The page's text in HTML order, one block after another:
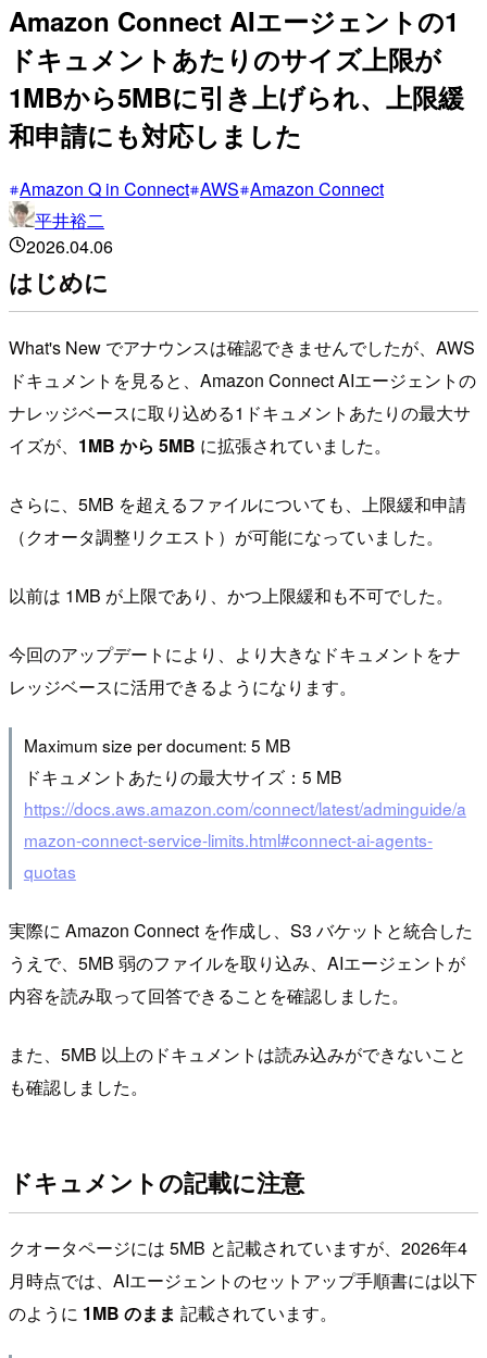
Amazon Connect AIエージェントの1
ドキュメントあたりのサイズ上限が
1MBから5MBに引き上げられ、上限緩
和申請にも対応しました
Amazon Q in Connect AWS Amazon Connect
平井裕二
2026.04.06
はじめに
What's New でアナウンスは確認できませんでしたが、AWS
ドキュメントを見ると、Amazon Connect AIエージェントの
ナレッジベースに取り込める1ドキュメントあたりの最大サ
イズが、 1MB から 5MB に拡張されていました。
さらに、5MB を超えるファイルについても、上限緩和申請
（クオータ調整リクエスト）が可能になっていました。
以前は 1MB が上限であり、かつ上限緩和も不可でした。
今回のアップデートにより、より大きなドキュメントをナ
レッジベースに活用できるようになります。
Maximum size per document: 5 MB
ドキュメントあたりの最大サイズ：5 MB
https://docs.aws.amazon.com/connect/latest/adminguide/a
mazon-connect-service-limits.html#connect-ai-agents-
quotas
実際に Amazon Connect を作成し、S3 バケットと統合した
うえで、5MB 弱のファイルを取り込み、AIエージェントが
内容を読み取って回答できることを確認しました。
また、5MB 以上のドキュメントは読み込みができないこと
も確認しました。
ドキュメントの記載に注意
クオータページには 5MB と記載されていますが、2026年4
月時点では、AIエージェントのセットアップ手順書には以下
のように 1MB のまま 記載されています。